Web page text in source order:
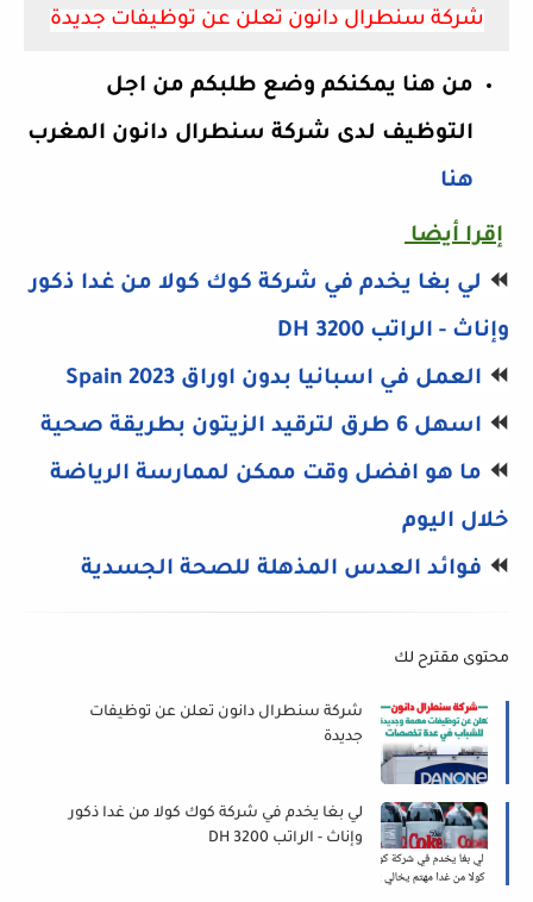
شركة سنطرال دانون تعلن عن توظيفات جديدة
من هنا يمكنكم وضع طلبكم من اجل
التوظيف لدى شركة سنطرال دانون المغرب
هنا
إقرا أيضا
⏪ لي بغا يخدم في شركة كوك كولا من غدا ذكور
وإناث - الراتب 3200 DH
⏪ العمل في اسبانيا بدون اوراق Spain 2023
⏪ اسهل 6 طرق لترقيد الزيتون بطريقة صحية
⏪ ما هو افضل وقت ممكن لممارسة الرياضة
خلال اليوم
⏪ فوائد العدس المذهلة للصحة الجسدية
محتوى مقترح لك
شركة سنطرال دانون تعلن عن توظيفات
جديدة
لي بغا يخدم في شركة كوك كولا من غدا ذكور
وإناث - الراتب 3200 DH